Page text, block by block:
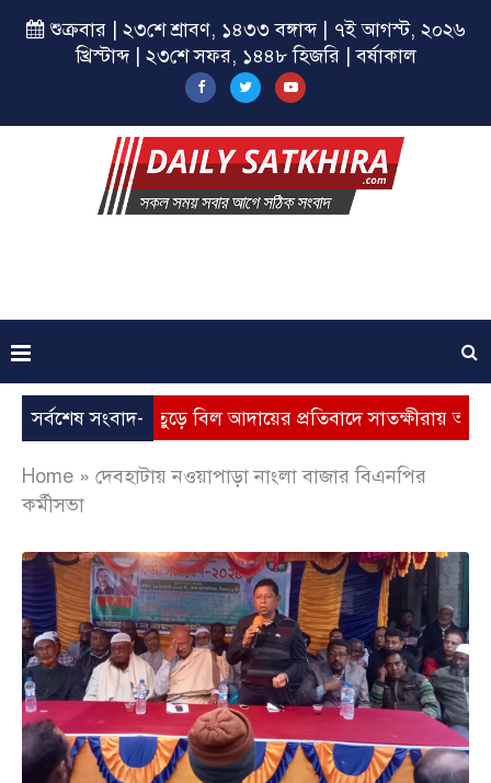
শুক্রবার | ২৩শে শ্রাবণ, ১৪৩৩ বঙ্গাব্দ | ৭ই আগস্ট, ২০২৬
খ্রিস্টাব্দ | ২৩শে সফর, ১৪৪৮ হিজরি | বর্ষাকাল
সর্বশেষ সংবাদ-
ভূতুড়ে বিল আদায়ের প্রতিবাদে সাতক্ষীরায় অবস্থান
Home » দেবহাটায় নওয়াপাড়া নাংলা বাজার বিএনপির
কর্মীসভা